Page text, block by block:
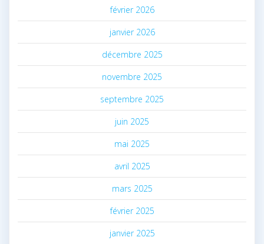
février 2026
janvier 2026
décembre 2025
novembre 2025
septembre 2025
juin 2025
mai 2025
avril 2025
mars 2025
février 2025
janvier 2025